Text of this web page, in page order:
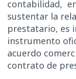
contabilidad,
sustentar la
prestatario, es
instrumento
acuerdo
contrato de